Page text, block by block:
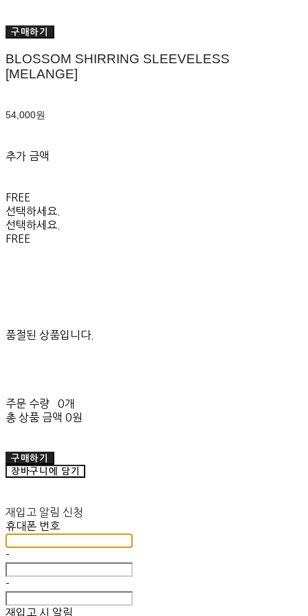
구매하기
BLOSSOM SHIRRING SLEEVELESS
[MELANGE]
54,000원
추가 금액
FREE
선택하세요.
선택하세요.
FREE
품절된 상품입니다.
주문 수량
0개
총 상품 금액 0원
구매하기
장바구니에 담기
재입고 알림 신청
휴대폰 번호
-
-
재입고 시 알림